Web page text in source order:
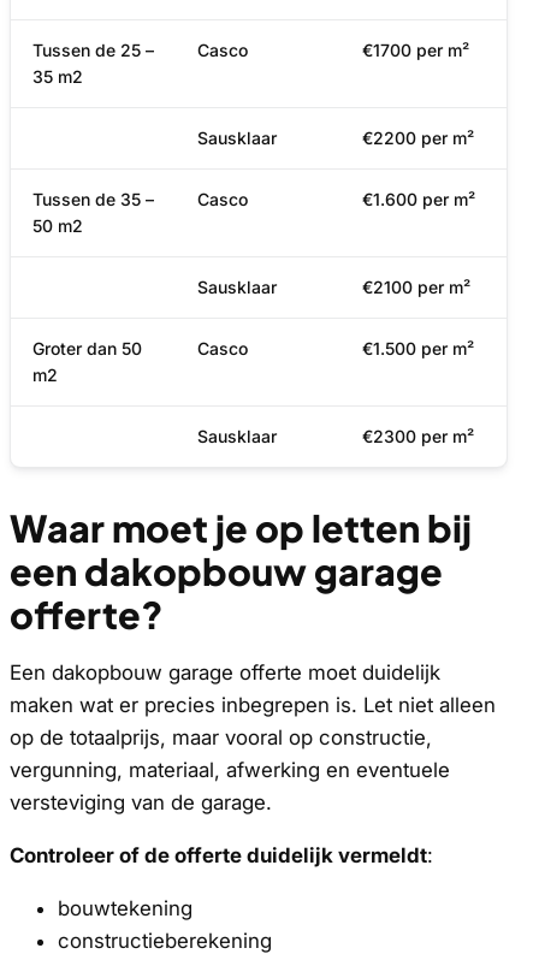
Tussen de 25 –
35 m2
Casco €1700 per m²
Sausklaar €2200 per m²
Tussen de 35 –
50 m2
Casco €1.600 per m²
Sausklaar €2100 per m²
Groter dan 50
m2
Casco €1.500 per m²
Sausklaar €2300 per m²
Waar moet je op letten bij
een dakopbouw garage
offerte?
Een dakopbouw garage offerte moet duidelijk
maken wat er precies inbegrepen is. Let niet alleen
op de totaalprijs, maar vooral op constructie,
vergunning, materiaal, afwerking en eventuele
versteviging van de garage.
Controleer of de offerte duidelijk vermeldt:
bouwtekening
constructieberekening